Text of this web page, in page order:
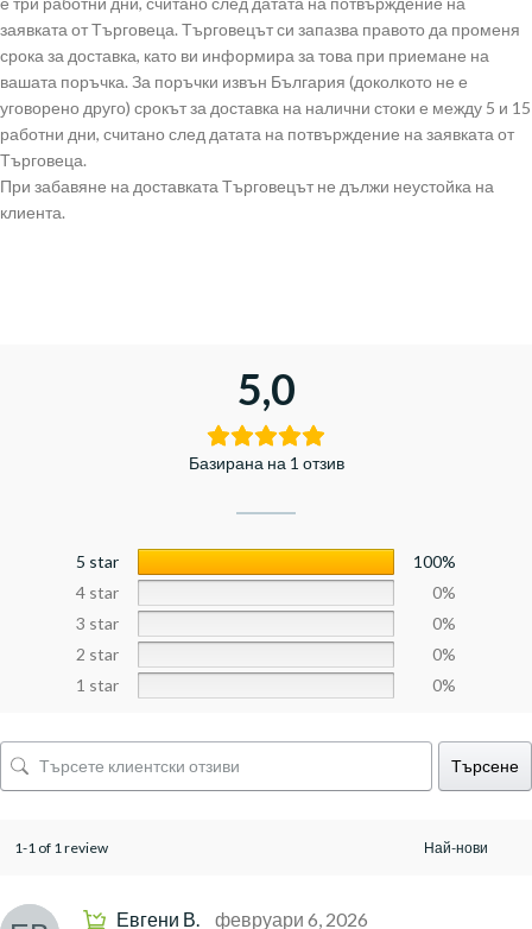
заявката от Търговеца. Търговецът си запазва правото да променя
срока за доставка, като ви информира за това при приемане на
вашата поръчка. За поръчки извън България (доколкото не е
уговорено друго) срокът за доставка на налични стоки е между 5 и 15
работни дни, считано след датата на потвърждение на заявката от
Търговеца.
При забавяне на доставката Търговецът не дължи неустойка на
клиента.
5,0
Базирана на 1 отзив
5 star
100%
4 star
0%
3 star
0%
2 star
0%
1 star
0%
Търсене
1-1 of 1 review
Евгени В. февруари 6, 2026